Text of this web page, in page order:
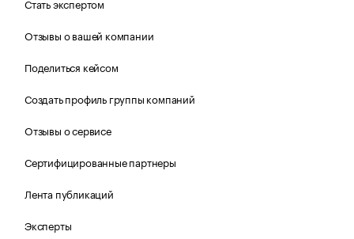
Стать экспертом
Отзывы о вашей компании
Поделиться кейсом
Создать профиль группы компаний
Отзывы о сервисе
Сертифицированные партнеры
Лента публикаций
Эксперты